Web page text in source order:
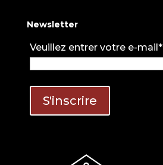
Newsletter
Veuillez entrer votre e-mail*